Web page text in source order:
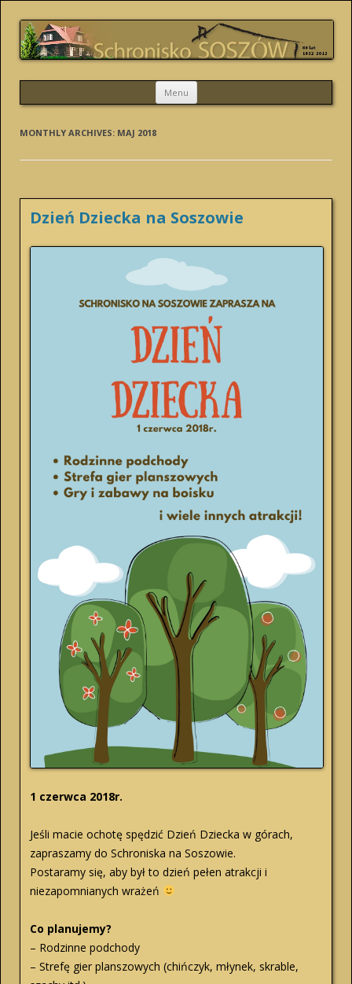
SCHRONISKO SOSZÓW
Menu Skip
content
MONTHLY ARCHIVES: MAJ 2018
Dzień Dziecka na Soszowie
1 czerwca 2018r.
Jeśli macie ochotę spędzić Dzień Dziecka w górach,
zapraszamy do Schroniska na Soszowie.
Postaramy się, aby był to dzień pełen atrakcji i
niezapomnianych wrażeń
Co planujemy?
– Rodzinne podchody
– Strefę gier planszowych (chińczyk, młynek, skrable,